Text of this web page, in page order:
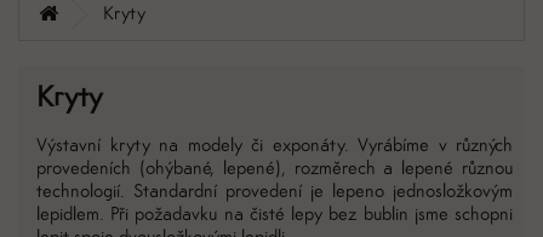
Kryty
Kryty
Výstavní kryty na modely či exponáty. Vyrábíme v různých
provedeních (ohýbané, lepené), rozměrech a lepené různou
technologií. Standardní provedení je lepeno jednosložkovým
lepidlem. Při požadavku na čisté lepy bez bublin jsme schopni